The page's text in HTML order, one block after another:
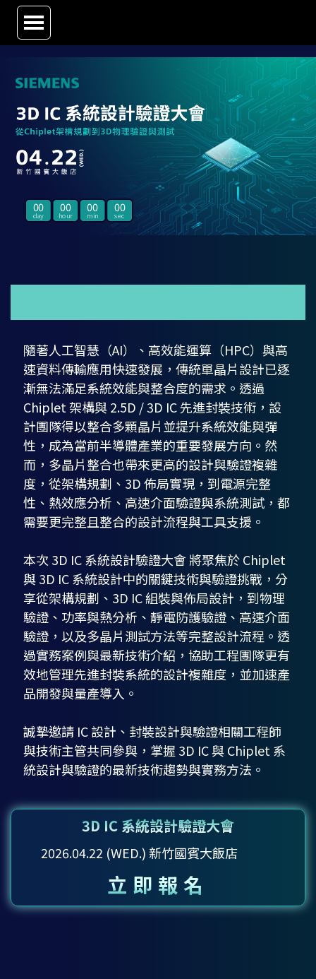
00 00 00 00
隨著人工智慧（AI）、高效能運算（HPC）與高
速資料傳輸應用快速發展，傳統單晶片設計已逐
漸無法滿足系統效能與整合度的需求。透過
Chiplet 架構與 2.5D / 3D IC 先進封裝技術，設
計團隊得以整合多顆晶片並提升系統效能與彈
性，成為當前半導體產業的重要發展方向。然
而，多晶片整合也帶來更高的設計與驗證複雜
度，從架構規劃、3D 佈局實現，到電源完整
性、熱效應分析、高速介面驗證與系統測試，都
需要更完整且整合的設計流程與工具支援。
本次 3D IC 系統設計驗證大會 將聚焦於 Chiplet
與 3D IC 系統設計中的關鍵技術與驗證挑戰，分
享從架構規劃、3D IC 組裝與佈局設計，到物理
驗證、功率與熱分析、靜電防護驗證、高速介面
驗證，以及多晶片測試方法等完整設計流程。透
過實務案例與最新技術介紹，協助工程團隊更有
效地管理先進封裝系統的設計複雜度，並加速產
品開發與量產導入。
誠摯邀請 IC 設計、封裝設計與驗證相關工程師
與技術主管共同參與，掌握 3D IC 與 Chiplet 系
統設計與驗證的最新技術趨勢與實務方法。
3D IC 系統設計驗證大會
2026.04.22 (WED.) 新竹國賓大飯店
立即報名